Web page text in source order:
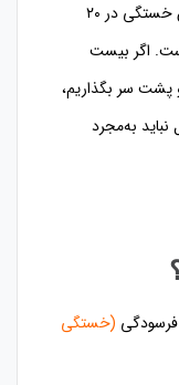
دوره‌های نوددقیقه‌ای تکرار می‌شوند. احساس خستگی در ۲۰
اگر بیست
سر بگذاریم،
به‌مجرد
(خستگی